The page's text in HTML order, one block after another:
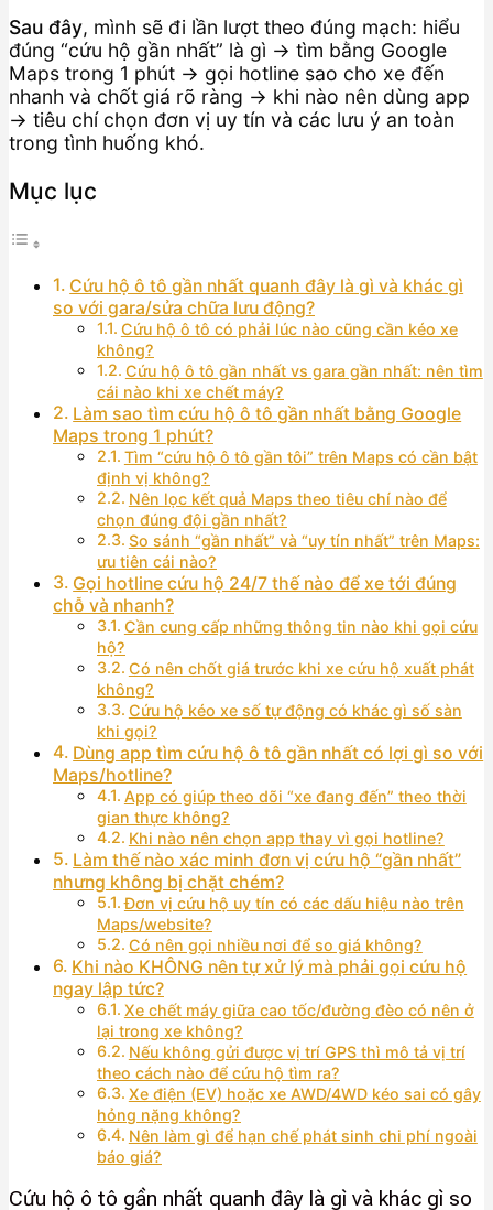
Sau đây, mình sẽ đi lần lượt theo đúng mạch: hiểu
đúng “cứu hộ gần nhất” là gì → tìm bằng Google
Maps trong 1 phút → gọi hotline sao cho xe đến
nhanh và chốt giá rõ ràng → khi nào nên dùng app
→ tiêu chí chọn đơn vị uy tín và các lưu ý an toàn
trong tình huống khó.
Mục lục
Cứu hộ ô tô gần nhất quanh đây là gì và khác gì
so với gara/sửa chữa lưu động?
Cứu hộ ô tô có phải lúc nào cũng cần kéo xe
không?
Cứu hộ ô tô gần nhất vs gara gần nhất: nên tìm
cái nào khi xe chết máy?
Làm sao tìm cứu hộ ô tô gần nhất bằng Google
Maps trong 1 phút?
Tìm “cứu hộ ô tô gần tôi” trên Maps có cần bật
định vị không?
Nên lọc kết quả Maps theo tiêu chí nào để
chọn đúng đội gần nhất?
So sánh “gần nhất” và “uy tín nhất” trên Maps:
ưu tiên cái nào?
Gọi hotline cứu hộ 24/7 thế nào để xe tới đúng
chỗ và nhanh?
Cần cung cấp những thông tin nào khi gọi cứu
hộ?
Có nên chốt giá trước khi xe cứu hộ xuất phát
không?
Cứu hộ kéo xe số tự động có khác gì số sàn
khi gọi?
Dùng app tìm cứu hộ ô tô gần nhất có lợi gì so với
Maps/hotline?
App có giúp theo dõi “xe đang đến” theo thời
gian thực không?
Khi nào nên chọn app thay vì gọi hotline?
Làm thế nào xác minh đơn vị cứu hộ “gần nhất”
nhưng không bị chặt chém?
Đơn vị cứu hộ uy tín có các dấu hiệu nào trên
Maps/website?
Có nên gọi nhiều nơi để so giá không?
Khi nào KHÔNG nên tự xử lý mà phải gọi cứu hộ
ngay lập tức?
Xe chết máy giữa cao tốc/đường đèo có nên ở
lại trong xe không?
Nếu không gửi được vị trí GPS thì mô tả vị trí
theo cách nào để cứu hộ tìm ra?
Xe điện (EV) hoặc xe AWD/4WD kéo sai có gây
hỏng nặng không?
Nên làm gì để hạn chế phát sinh chi phí ngoài
báo giá?
Cứu hộ ô tô gần nhất quanh đây là gì và khác gì so